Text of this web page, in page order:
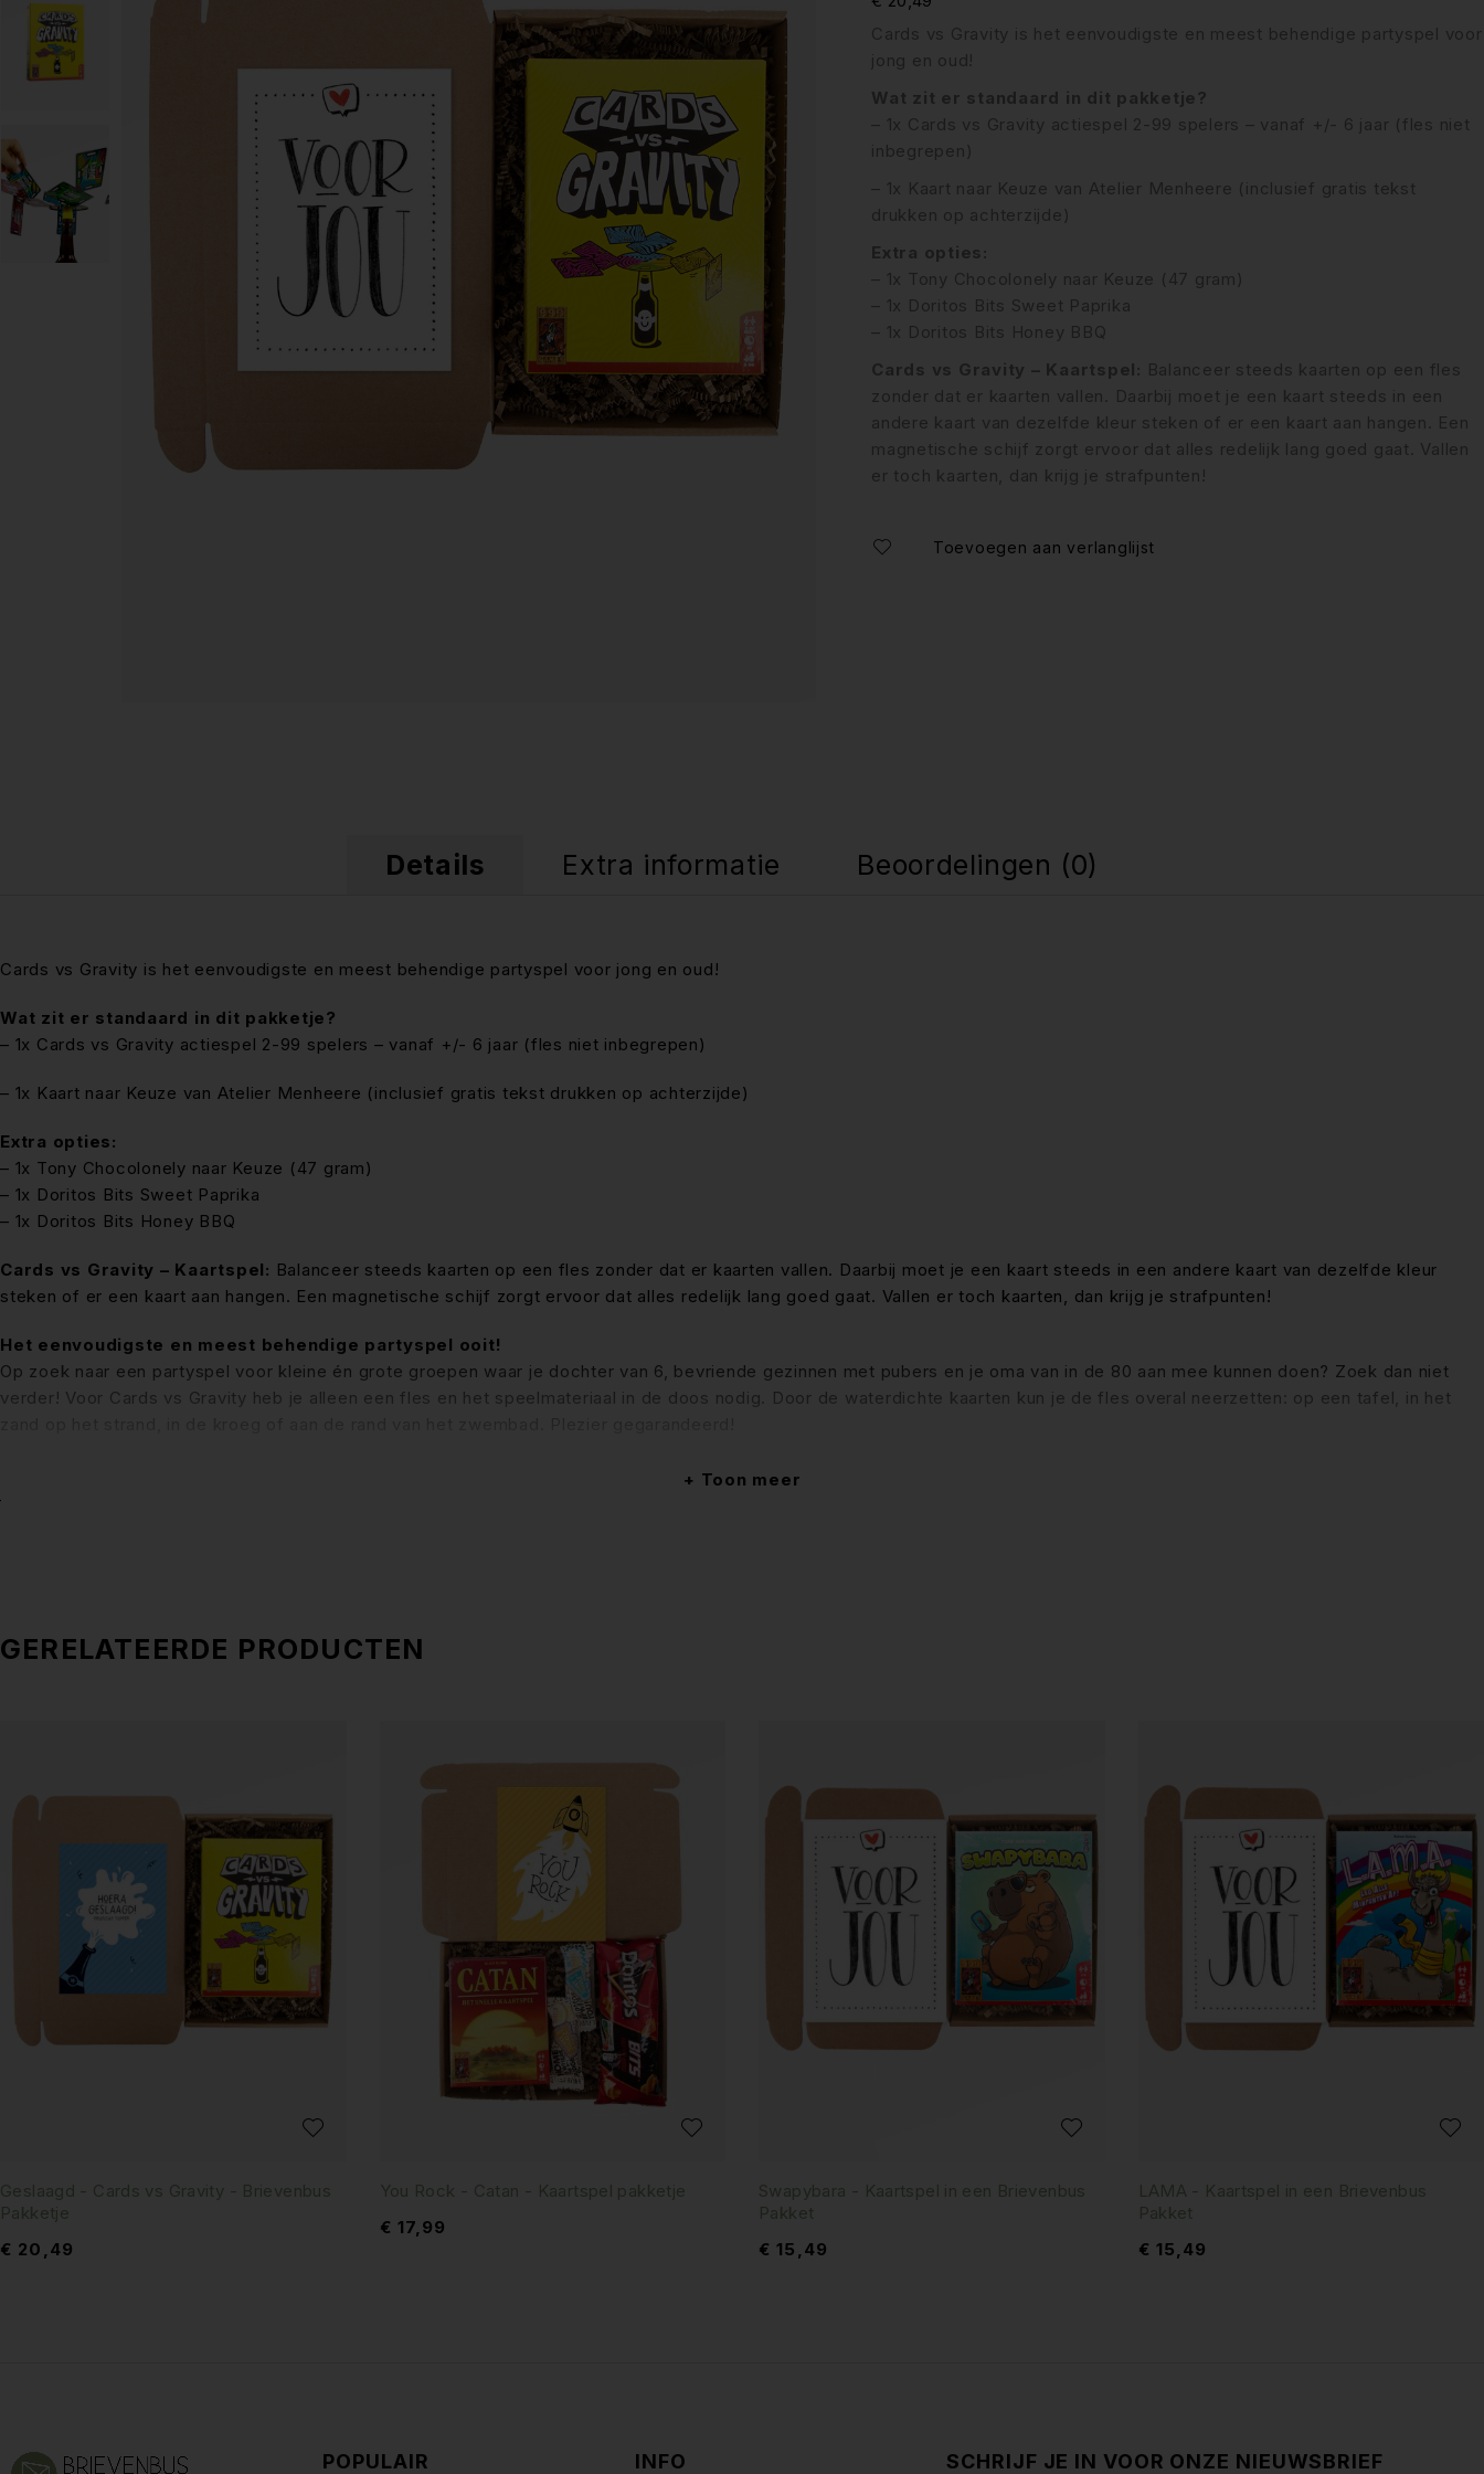
Cards vs Gravity is het eenvoudigste en meest behendige partyspel voor
jong en oud!
Wat zit er standaard in dit pakketje?
– 1x Cards vs Gravity actiespel 2-99 spelers – vanaf +/- 6 jaar (fles niet
inbegrepen)
– 1x Kaart naar Keuze van Atelier Menheere (inclusief gratis tekst
drukken op achterzijde)
Extra opties:
– 1x Tony Chocolonely naar Keuze (47 gram)
– 1x Doritos Bits Sweet Paprika
– 1x Doritos Bits Honey BBQ
Cards vs Gravity – Kaartspel: Balanceer steeds kaarten op een fles
zonder dat er kaarten vallen. Daarbij moet je een kaart steeds in een
andere kaart van dezelfde kleur steken of er een kaart aan hangen. Een
magnetische schijf zorgt ervoor dat alles redelijk lang goed gaat. Vallen
er toch kaarten, dan krijg je strafpunten!
Details Extra informatie Beoordelingen (0)
Cards vs Gravity is het eenvoudigste en meest behendige partyspel voor jong en oud!
Wat zit er standaard in dit pakketje?
– 1x Cards vs Gravity actiespel 2-99 spelers – vanaf +/- 6 jaar (fles niet inbegrepen)
– 1x Kaart naar Keuze van Atelier Menheere (inclusief gratis tekst drukken op achterzijde)
Extra opties:
– 1x Tony Chocolonely naar Keuze (47 gram)
– 1x Doritos Bits Sweet Paprika
– 1x Doritos Bits Honey BBQ
Cards vs Gravity – Kaartspel: Balanceer steeds kaarten op een fles zonder dat er kaarten vallen. Daarbij moet je een kaart steeds in een andere kaart van dezelfde kleur
steken of er een kaart aan hangen. Een magnetische schijf zorgt ervoor dat alles redelijk lang goed gaat. Vallen er toch kaarten, dan krijg je strafpunten!
Het eenvoudigste en meest behendige partyspel ooit!
Op zoek naar een partyspel voor kleine én grote groepen waar je dochter van 6, bevriende gezinnen met pubers en je oma van in de 80 aan mee kunnen doen? Zoek dan niet
verder! Voor Cards vs Gravity heb je alleen een fles en het speelmateriaal in de doos nodig. Door de waterdichte kaarten kun je de fles overal neerzetten: op een tafel, in het
– Neem voor grote en/of zakelijke orders
Toon meer
GERELATEERDE PRODUCTEN
Geslaagd - Cards vs Gravity - Brievenbus
Pakketje
€ 20,49
You Rock - Catan - Kaartspel pakketje
€ 17,99
Swapybara - Kaartspel in een Brievenbus
Pakket
€ 15,49
LAMA - Kaartspel in een Brievenbus
Pakket
€ 15,49
POPULAIR INFO SCHRIJF JE IN VOOR ONZE NIEUWSBRIEF